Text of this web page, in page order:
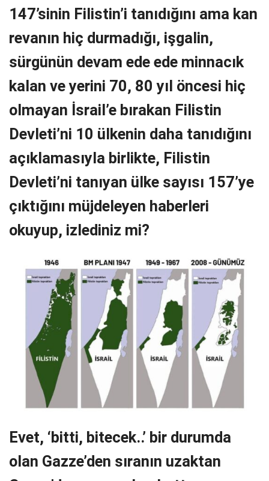
147’sinin Filistin’i tanıdığını ama kan
revanın hiç durmadığı, işgalin,
sürgünün devam ede ede minnacık
kalan ve yerini 70, 80 yıl öncesi hiç
olmayan İsrail’e bırakan Filistin
Devleti’ni 10 ülkenin daha tanıdığını
açıklamasıyla birlikte, Filistin
Devleti’ni tanıyan ülke sayısı 157’ye
çıktığını müjdeleyen haberleri
okuyup, izlediniz mi?
Evet, ‘bitti, bitecek..’ bir durumda
olan Gazze’den sıranın uzaktan